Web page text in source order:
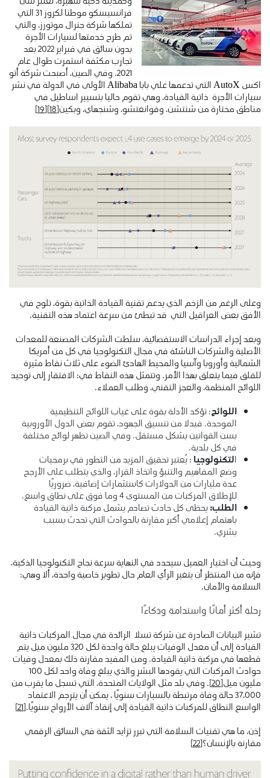
فرانسيسكو موطنا لكروز 31 التي
تملكها شركة جنرال موتورز، والتي
تم طرح خدمتها لسيارات الأجرة
بدون سائق في فبراير 2022 بعد
تجارب مكثفة استمرت طوال عام
2021. وفي الصين، أصبحت شركة أتو
اكس AutoX التي تدعمها علي بابا Alibaba الأولى في الدولة في نشر
سيارات الأجرة ذاتية القيادة، وهي تقوم حاليا بتسيير اساطيل في
مناطق مختارة من شنتشن، وقوانغتشو، وشنجهاي، وبكين[18]
[19]
وعلى الرغم من الزخم الذي يدعم تقنية القيادة الذاتية بقوة، تلوح في
الأفق بعض العراقيل التي قد تبطئ من سرعة اعتماد هذه التقنية.
وبعد إجراء الدراسات الاستقصائية، سلطت الشركات المصنعة للمعدات
الأصلية والشركات الناشئة في مجال التكنولوجيا في كل من أمريكا
الشمالية وأوروبا وآسيا والمحيط الهادئ الضوء على ثلاث نقاط مثيرة
للقلق فيما يتعلق بهذا الأمر. وتتمثل هذه النقاط في: الافتقار إلى توحيد
اللوائح المنظمة، والعجز التقني، وطلب العملاء.
اللوائح: تؤكد الأدلة بقوة على غياب اللوائح التنظيمية
الموحدة. فبدلا من تنسيق الجهود، تقوم بعض الدول الأوروبية
بسن القوانين بشكل مستقل. وفي الصين تظهر لوائح مختلفة
في كل بلدية.
التكنولوجيا : يُعتبر تحقيق المزيد من التطور في برمجيات
وضع المفاهيم والتنبؤ واتخاذ القرار، والذي يتطلب على الأرجح
عدة مليارات من الدولارات كاستثمارات إضافية، ضروريًا
للإطلاق المركبات من المستوى 4 وما فوق على نطاق واسع.
الطلب:يحظى كل حادث تصادم يشمل مركبة ذاتية القيادة
باهتمام إعلامي أكبر مقارنة بالحوادث التي تحدث بسبب
بشري.
وحيث أن اختيار العميل سيحدد في النهاية سرعة نجاح التكنولوجيا الذكية،
فإنه من المنتظر أن يتغير الرأي العام حال تطوير خاصية واحدة، ألا وهي:
السلامة والأمان.
رحلة أكثر أمانًا واستدامة وذكاءًا
تشير البيانات الصادرة عن شركة تسلا الرائدة في مجال المركبات ذاتية
القيادة إلى أن معدل الوفيات يبلغ حالة واحدة لكل 320 مليون ميل يتم
قطعها في مركبة ذاتية القيادة. ومن المفيد مقارنة ذلك بمعدل وفيات
حوادث المركبات التي يقودها البشر والذي يبلغ وفاة واحد لكل 100
مليون ميل[20]
. وفي بلد مثل الولايات المتحدة، التي تسجل ما يقرب من
37،000 حالة وفاة مرتبطة بالسيارات سنويًا ، يمكن أن يترجم الاعتماد
الواسع النطاق للمركبات ذاتية القيادة إلى إنقاذ آلاف الأرواح سنويًا.[21]
إذن، ما هي تقنيات السلامة التي تبرر تزايد الثقة في السائق الرقمي
مقارنة بالإنسان؟[22]